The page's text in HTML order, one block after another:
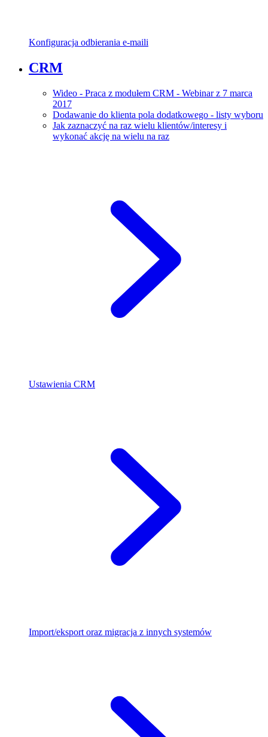
Konfiguracja odbierania e-maili
CRM
Wideo - Praca z modułem CRM - Webinar z 7 marca
2017
Dodawanie do klienta pola dodatkowego - listy wyboru
Jak zaznaczyć na raz wielu klientów/interesy i
wykonać akcję na wielu na raz
Ustawienia CRM
Import/eksport oraz migracja z innych systemów